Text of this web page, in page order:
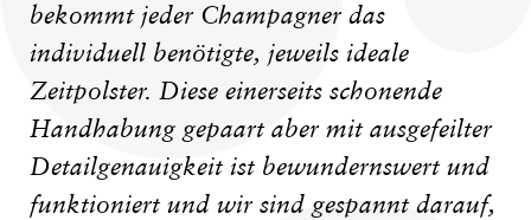
bekommt jeder Champagner das
individuell benötigte, jeweils ideale
Zeitpolster. Diese einerseits schonende
Handhabung gepaart aber mit ausgefeilter
Detailgenauigkeit ist bewundernswert und
funktioniert und wir sind gespannt darauf,